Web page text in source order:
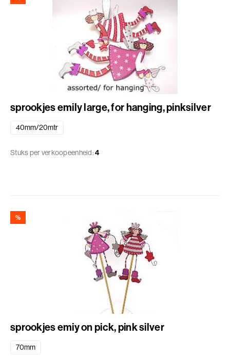
sprookjes emily large, for hanging, pinksilver
40mm/20mtr
Stuks per verkoopeenheid:4
%
sprookjes emiy on pick, pink silver
70mm